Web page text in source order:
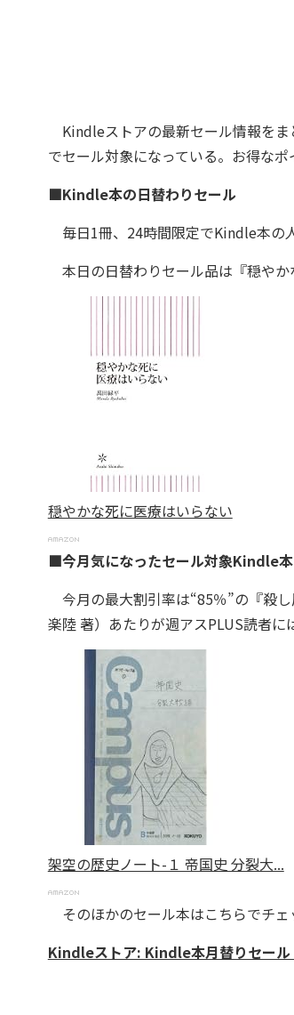
Kindleストアの最新セール情報を
でセール対象になっている。お得な
■Kindle本の日替わりセール
毎日1冊、24時間限定でKindle本の
本日の日替わりセール品は『穏やか
穏やかな死に医療はいらない
■今月気になったセール対象Kindle本
今月の最大割引率は“85％”の『殺
楽陸 著）あたりが週アスPLUS読者に
架空の歴史ノート-１ 帝国史 分裂大...
そのほかのセール本はこちらでチ
Kindleストア: Kindle本月替りセール